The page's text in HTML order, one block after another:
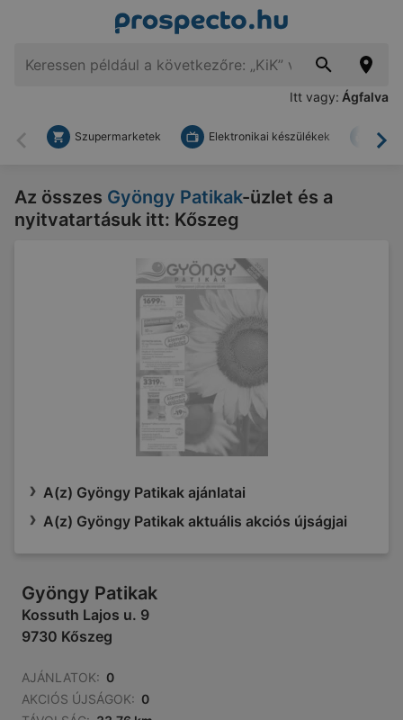
Itt vagy: Ágfalva
Vissza
Szupermarketek Elektronikai készülékek
Az összes Gyöngy Patikak-üzlet és a
nyitvatartásuk itt: Kőszeg
A(z) Gyöngy Patikak ajánlatai
A(z) Gyöngy Patikak aktuális akciós újságjai
Gyöngy Patikak
Kossuth Lajos u. 9
9730 Kőszeg
AJÁNLATOK: 0
AKCIÓS ÚJSÁGOK: 0